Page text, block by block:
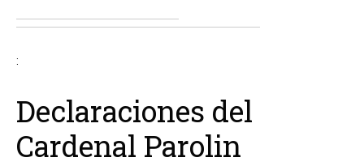
:
Declaraciones del
Cardenal Parolin